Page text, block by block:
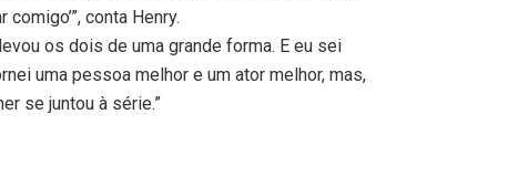
conta Henry.
os dois de uma grande forma. E eu sei
uma pessoa melhor e um ator melhor, mas,
se juntou à série.”